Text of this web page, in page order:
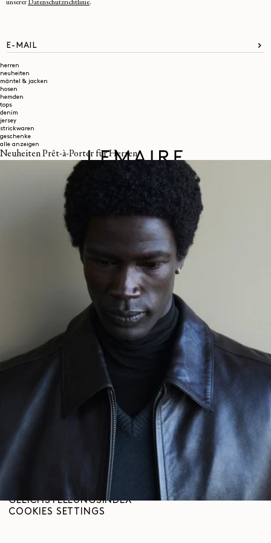
herren
neuheiten
mäntel & jacken
hosen
hemden
tops
denim
jersey
strickwaren
geschenke
alle anzeigen
Neuheiten Prêt-à-Porter für Herren
unserer Datenschutzrichtlinie.
E-MAIL
VERSAND & LIEFERUNGEN
KUNDENBETREUUNG
RÜCKGABEANFRAGE
WIDERRUFSRECHT
RÜCKVERFOLGBARKEIT
INSTAGRAM
SPOTIFY
WEIBO
PINTEREST
YOUTUBE
ALLGEMEINE GESCHÄFTSBEDINGUNGEN
DATENSCHUTZERKLÄRUNG
RECHTLICHE HINWEISE
GLEICHSTELLUNGSINDEX
COOKIES SETTINGS